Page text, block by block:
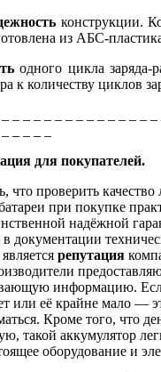
конструкции.
из АБС-
одного цикла заряда-
к количеству циклов
для покупателей.
что проверить
при покупке
надёжной
документации
репутация
информацию.
или её крайне мало —
Кроме того, что
такой аккумулятор
оборудование и